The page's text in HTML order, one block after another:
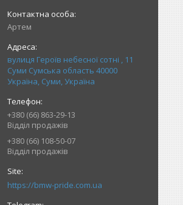
Артем
вулиця Героїв небесної сотні , 11
Суми Сумська область 40000
Україна, Суми, Україна
+380 (66) 863-29-13
Відділ продажів
+380 (66) 108-50-07
Відділ продажів
https://bmw-pride.com.ua